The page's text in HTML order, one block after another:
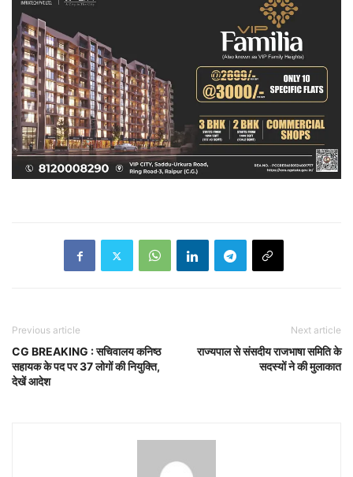
Previous article
CG BREAKING : सचिवालय कनिष्ठ
सहायक के पद पर 37 लोगों की नियुक्ति,
देखें आदेश
Next article
राज्यपाल से संसदीय राजभाषा समिति के
सदस्यों ने की मुलाकात